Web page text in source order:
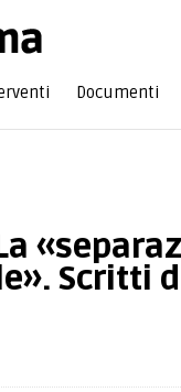
Documenti
Scritti